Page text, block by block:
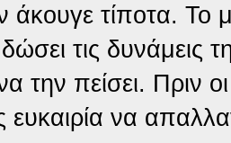
άκουγε τίποτα. Το
τις δυνάμεις
την πείσει. Πριν
ευκαιρία να